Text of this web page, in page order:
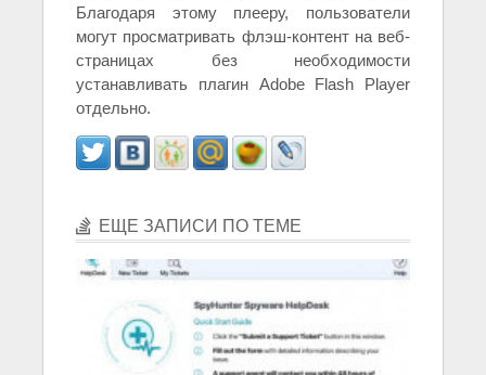
Благодаря этому плееру, пользователи
могут просматривать флэш-контент на веб-
страницах без необходимости
устанавливать плагин Adobe Flash Player
отдельно.
ЕЩЕ ЗАПИСИ ПО ТЕМЕ